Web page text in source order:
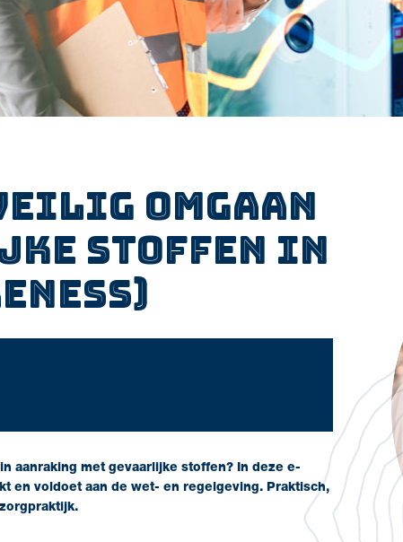
Omgaan
Stoffen in
aanraking met gevaarlijke stoffen? In deze e-
en voldoet aan de wet- en regelgeving. Praktisch,